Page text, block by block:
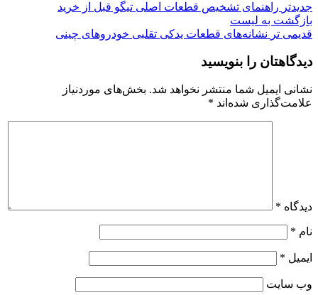
جدیدتر راهنمای تشخیص قطعات اصلی تیگو قبل از خرید
بازگشت به لیست
قدیمی تر نشانه‌های قطعات یدکی تقلبی خودروهای چینی
دیدگاهتان را بنویسید
نشانی ایمیل شما منتشر نخواهد شد. بخش‌های موردنیاز
علامت‌گذاری شده‌اند *
دیدگاه *
نام *
ایمیل *
وب‌ سایت